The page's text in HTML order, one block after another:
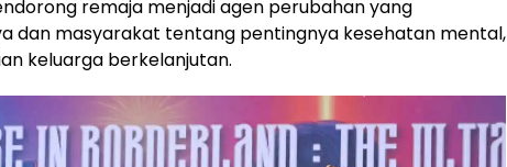
remaja menjadi agen perubahan yang
dan masyarakat tentang pentingnya kesehatan mental,
keluarga berkelanjutan.